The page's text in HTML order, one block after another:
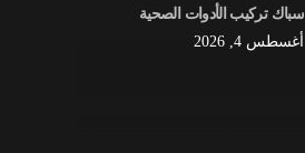
سباك تركيب الأدوات الصحية
أغسطس 4, 2026